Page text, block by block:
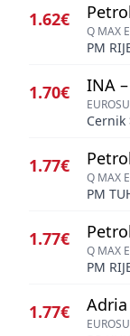
1.62€
Q MAX
PM
1.70€ INA
Cernik
1.77€
Q MAX
PM
1.77€
Q MAX
PM
1.77€